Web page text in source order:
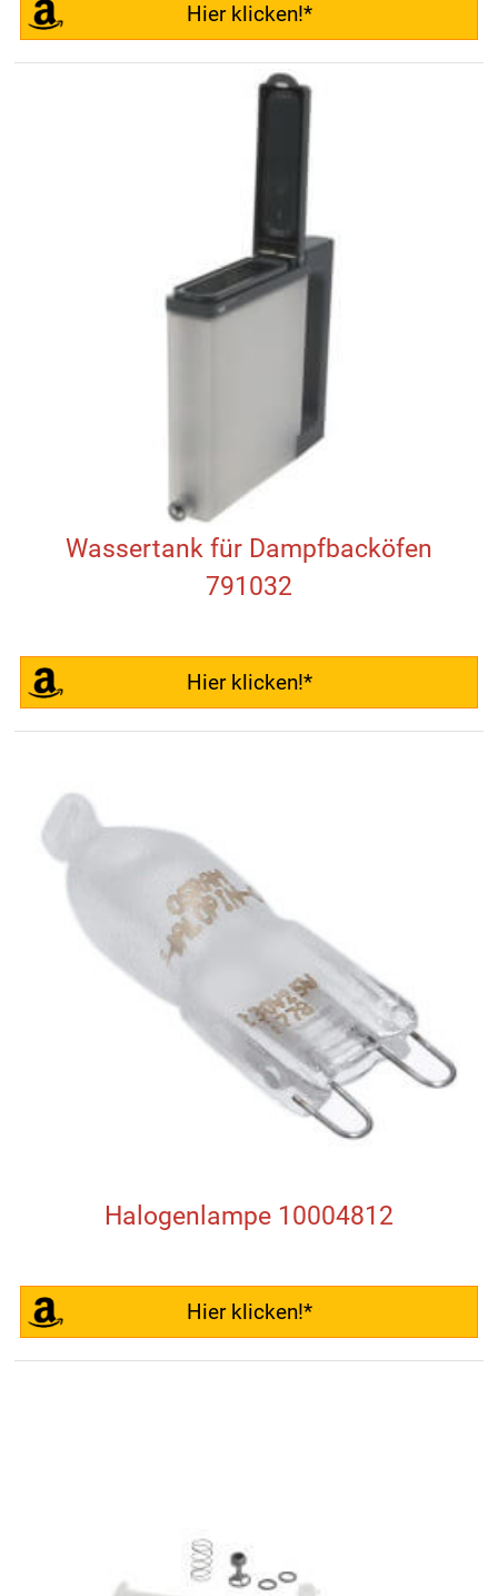
Hier klicken!*
Wassertank für Dampfbacköfen
791032
Hier klicken!*
Halogenlampe 10004812
Hier klicken!*